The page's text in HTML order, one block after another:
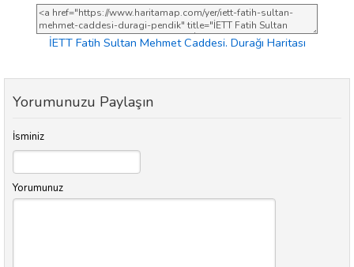
İETT Fatih Sultan Mehmet Caddesi. Durağı Haritası
Yorumunuzu Paylaşın
İsminiz
Yorumunuz